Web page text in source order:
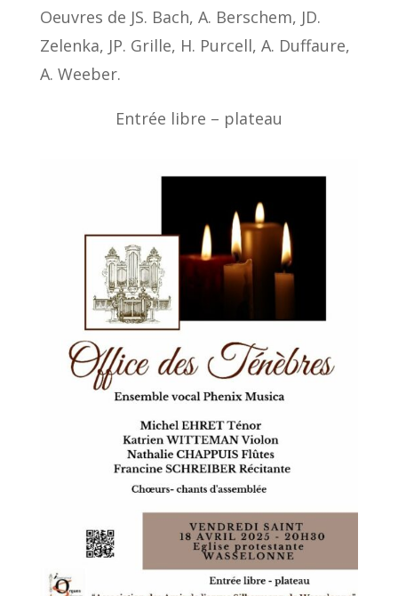
Oeuvres de JS. Bach, A. Berschem, JD.
Zelenka, JP. Grille, H. Purcell, A. Duffaure,
A. Weeber.
Entrée libre – plateau